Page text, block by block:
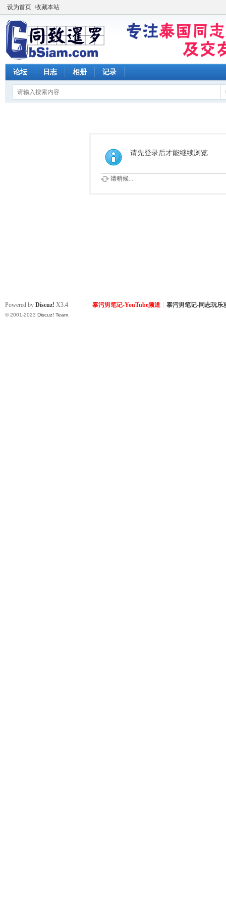
设为首页 收藏本站
论坛 日志 相册 记录
请先登录后才能继续浏览
请稍候...
泰污男笔记-YouTube频道 泰污男笔记-同志玩乐
Powered by Discuz! X3.4
© 2001-2023 Discuz! Team.